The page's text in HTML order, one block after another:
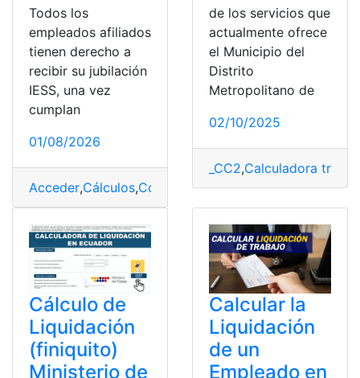
Todos los
empleados afiliados
tienen derecho a
recibir su jubilación
IESS, una vez
cumplan
01/08/2026
Acceder,Cálculos,Consultas,Ecuador,Herramientas
de los servicios que
actualmente ofrece
el Municipio del
Distrito
Metropolitano de
02/10/2025
_CC2,Calculadora
Cálculo de
Liquidación
(finiquito)
Ministerio de
Calcular la
Liquidación
de un
Empleado en